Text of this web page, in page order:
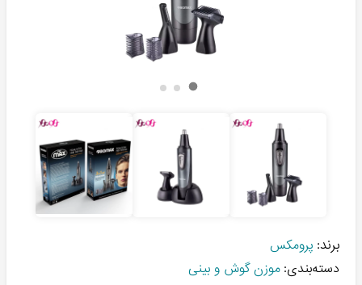
برند: پرومکس
دسته‌بندی: موزن گوش و بینی